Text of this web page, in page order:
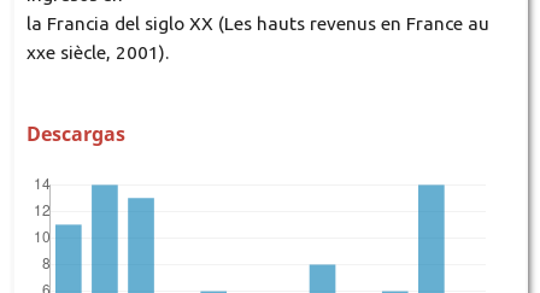
la Francia del siglo XX (Les hauts revenus en France au
xxe siècle, 2001).
Descargas